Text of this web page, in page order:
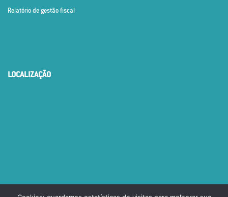
Relatório de gestão fiscal
LOCALIZAÇÃO